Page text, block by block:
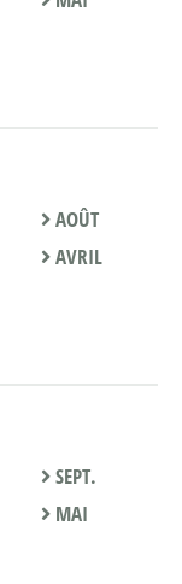
AOÛT
AVRIL
SEPT.
MAI